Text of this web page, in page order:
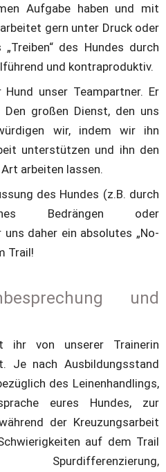
Aufgabe haben und mit
gern unter Druck oder
des Hundes durch
und kontraproduktiv.
unser Teampartner. Er
großen Dienst, den uns
wir, indem wir ihn
unterstützen und ihn den
arbeiten lassen.
des Hundes (z.B. durch
Bedrängen oder
daher ein absolutes „No-
Trail!
und
ihr von unserer Trainerin
Je nach Ausbildungsstand
des Leinenhandlings,
eures Hundes, zur
der Kreuzungsarbeit
auf dem Trail